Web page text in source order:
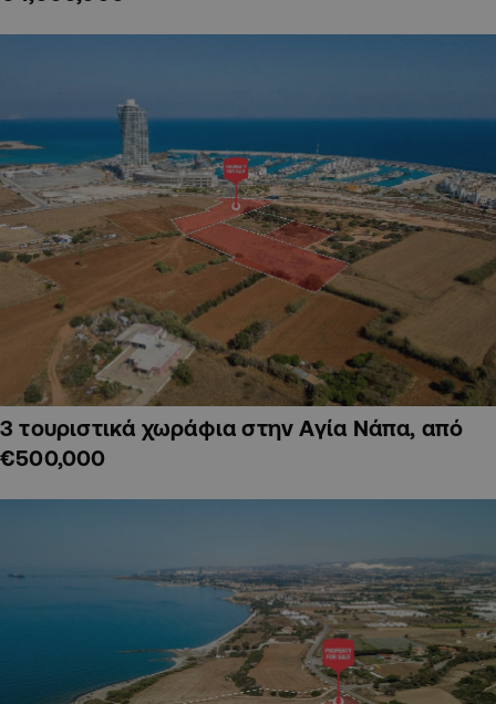
3 τουριστικά χωράφια στην Αγία Νάπα, από
€500,000